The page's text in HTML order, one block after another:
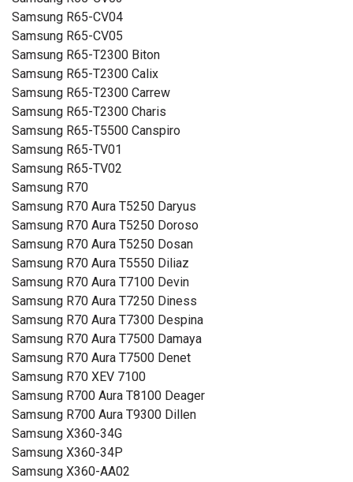
Samsung R65-CV04
Samsung R65-CV05
Samsung R65-T2300 Biton
Samsung R65-T2300 Calix
Samsung R65-T2300 Carrew
Samsung R65-T2300 Charis
Samsung R65-T5500 Canspiro
Samsung R65-TV01
Samsung R65-TV02
Samsung R70
Samsung R70 Aura T5250 Daryus
Samsung R70 Aura T5250 Doroso
Samsung R70 Aura T5250 Dosan
Samsung R70 Aura T5550 Diliaz
Samsung R70 Aura T7100 Devin
Samsung R70 Aura T7250 Diness
Samsung R70 Aura T7300 Despina
Samsung R70 Aura T7500 Damaya
Samsung R70 Aura T7500 Denet
Samsung R70 XEV 7100
Samsung R700 Aura T8100 Deager
Samsung R700 Aura T9300 Dillen
Samsung X360-34G
Samsung X360-34P
Samsung X360-AA02